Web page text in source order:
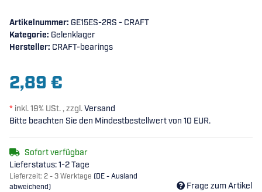
Artikelnummer: GE15ES-2RS - CRAFT
Kategorie: Gelenklager
Hersteller: CRAFT-bearings
2,89 €
* inkl. 19% USt. , zzgl.Versand
Bitte beachten Sie den Mindestbestellwert von 10 EUR.
Sofort verfügbar
Lieferstatus: 1-2 Tage
Lieferzeit: 2 - 3 Werktage (DE - Ausland
abweichend)
Frage zum Artikel